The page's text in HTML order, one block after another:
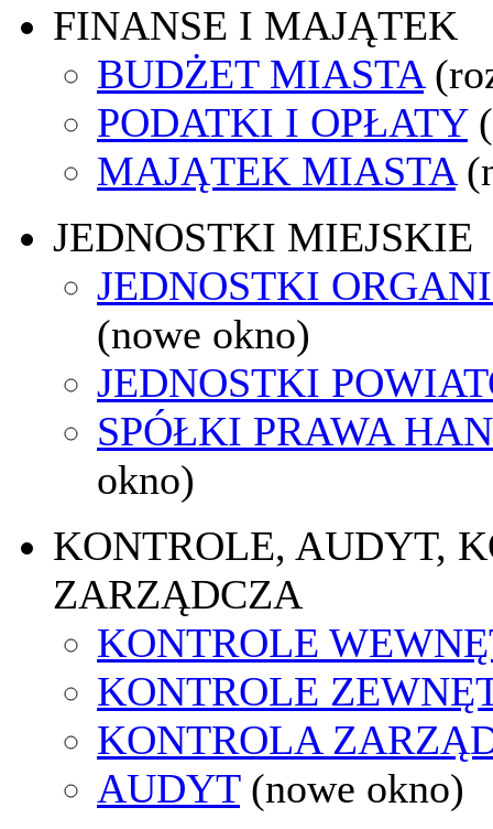
FINANSE I MAJĄTEK
BUDŻET MIASTA
PODATKI I OPŁATY
MAJĄTEK MIASTA
JEDNOSTKI MIEJSKIE
JEDNOSTKI
(nowe okno)
JEDNOSTKI
SPÓŁKI PRAWA
okno)
KONTROLE, AUDYT,
ZARZĄDCZA
KONTROLE
KONTROLE
KONTROLA
AUDYT (nowe okno)